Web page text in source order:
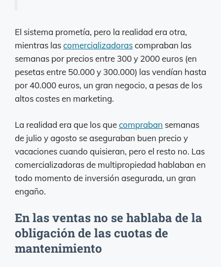
El sistema prometía, pero la realidad era otra,
mientras lascomercializadorascompraban las
semanas por precios entre 300 y 2000 euros (en
pesetas entre 50.000 y 300.000) las vendían hasta
por 40.000 euros, un gran negocio, a pesas de los
altos costes en marketing.
La realidad era que los quecompraban semanas
de julio y agosto se aseguraban buen precio y
vacaciones cuando quisieran, pero el resto no. Las
comercializadoras de multipropiedad hablaban en
todo momento de inversión asegurada, un gran
engaño.
En las ventas no se hablaba de la
obligación de las cuotas de
mantenimiento